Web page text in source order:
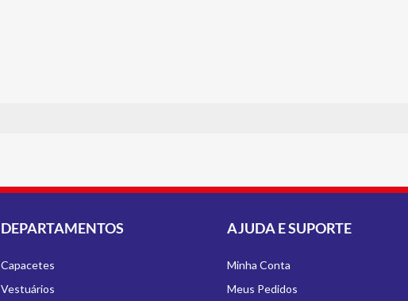
DEPARTAMENTOS
Capacetes
Vestuários
AJUDA E SUPORTE
Minha Conta
Meus Pedidos